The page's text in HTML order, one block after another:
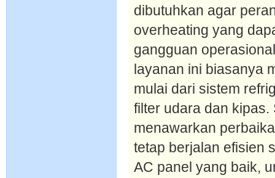
dibutuhkan agar
overheating yang
gangguan
layanan ini biasanya
mulai dari sistem
filter udara dan
menawarkan
tetap berjalan efisien
AC panel yang baik,